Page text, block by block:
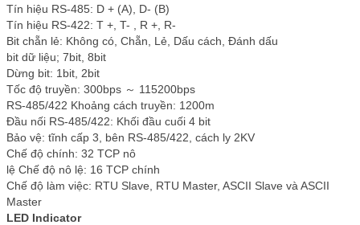
Tín hiệu RS-485: D + (A), D- (B)
Tín hiệu RS-422: T +, T- , R +, R-
Bit chẵn lẻ: Không có, Chẵn, Lẻ, Dấu cách, Đánh dấu
bit dữ liệu; 7bit, 8bit
Dừng bit: 1bit, 2bit
Tốc độ truyền: 300bps ～ 115200bps
RS-485/422 Khoảng cách truyền: 1200m
Đầu nối RS-485/422: Khối đầu cuối 4 bit
Bảo vệ: tĩnh cấp 3, bên RS-485/422, cách ly 2KV
Chế độ chính: 32 TCP nô
lệ Chế độ nô lệ: 16 TCP chính
Chế độ làm việc: RTU Slave, RTU Master, ASCII Slave và ASCII
Master
LED Indicator